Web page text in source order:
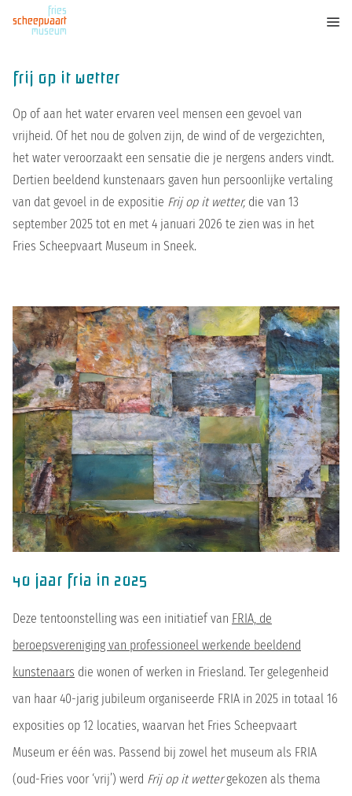
fries
scheepvaart
museum
frij op it wetter
Op of aan het water ervaren veel mensen een gevoel van
vrijheid. Of het nou de golven zijn, de wind of de vergezichten,
het water veroorzaakt een sensatie die je nergens anders vindt.
Dertien beeldend kunstenaars gaven hun persoonlijke vertaling
van dat gevoel in de expositie Frij op it wetter, die van 13
september 2025 tot en met 4 januari 2026 te zien was in het
Fries Scheepvaart Museum in Sneek.
40 jaar fria in 2025
Deze tentoonstelling was een initiatief van FRIA, de
beroepsvereniging van professioneel werkende beeldend
kunstenaars die wonen of werken in Friesland. Ter gelegenheid
van haar 40-jarig jubileum organiseerde FRIA in 2025 in totaal 16
exposities op 12 locaties, waarvan het Fries Scheepvaart
Museum er één was. Passend bij zowel het museum als FRIA
(oud-Fries voor ‘vrij’) werd Frij op it wettergekozen als thema